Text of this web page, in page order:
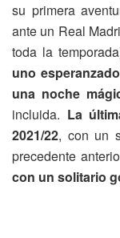
su primera
ante un Real
toda la
uno
una noche
incluida. La
2021/22, con un
precedente
con un solitario